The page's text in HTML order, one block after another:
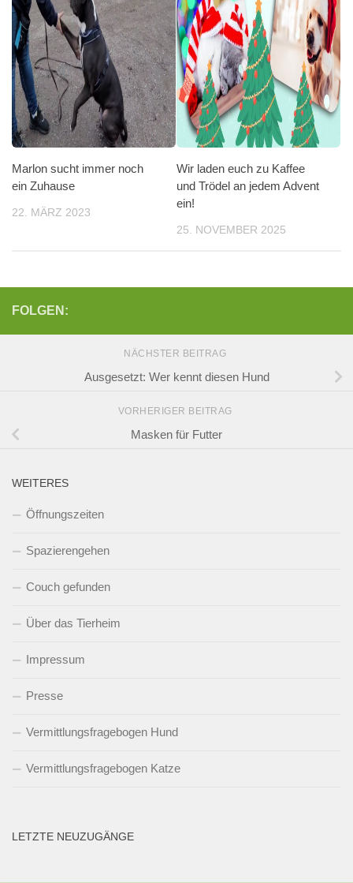
Marlon sucht immer noch
ein Zuhause
22. MÄRZ 2023
Wir laden euch zu Kaffee
und Trödel an jedem Advent
ein!
25. NOVEMBER 2025
FOLGEN:
NÄCHSTER BEITRAG
Ausgesetzt: Wer kennt diesen Hund
VORHERIGER BEITRAG
Masken für Futter
WEITERES
Öffnungszeiten
Spazierengehen
Couch gefunden
Über das Tierheim
Impressum
Presse
Vermittlungsfragebogen Hund
Vermittlungsfragebogen Katze
LETZTE NEUZUGÄNGE